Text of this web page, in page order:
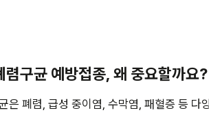
렴구균 예방접종, 왜 중요할까요?
은 폐렴, 급성 중이염, 수막염, 패혈증 등 다